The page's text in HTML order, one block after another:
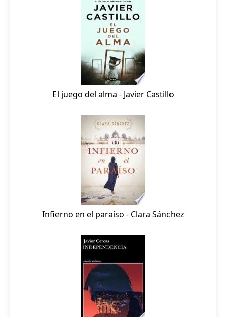
El juego del alma - Javier Castillo
Infierno en el paraíso - Clara Sánchez